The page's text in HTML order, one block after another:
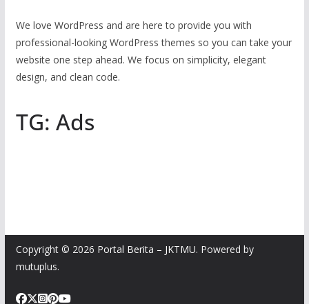
We love WordPress and are here to provide you with
professional-looking WordPress themes so you can take your
website one step ahead. We focus on simplicity, elegant
design, and clean code.
TG: Ads
Copyright © 2026 Portal Berita – JKTMU. Powered by
mutuplus.